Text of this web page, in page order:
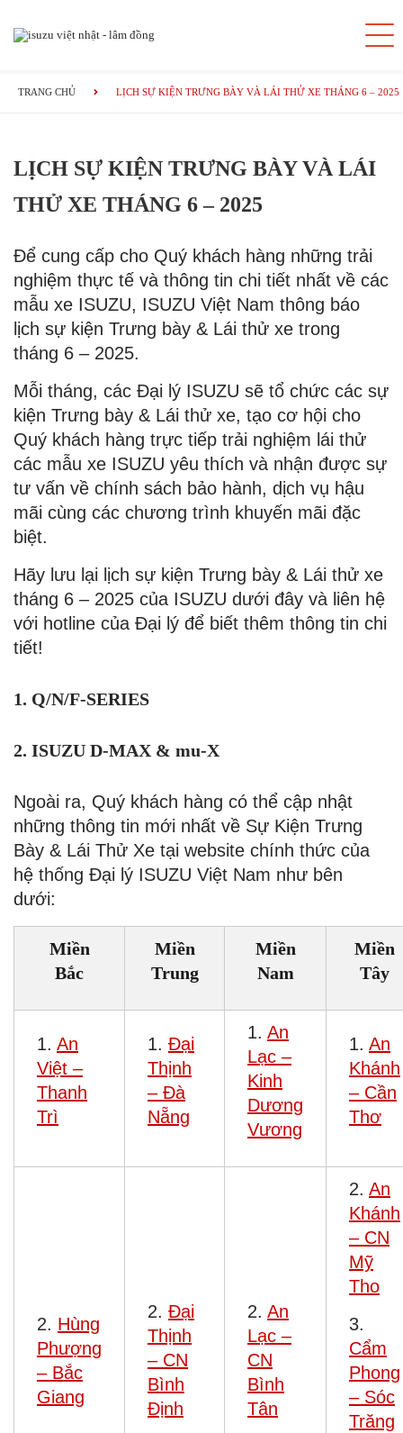
TRANG CHỦ LỊCH SỰ KIỆN TRƯNG BÀY VÀ LÁI THỬ XE THÁNG 6 – 2025
LỊCH SỰ KIỆN TRƯNG BÀY VÀ LÁI
THỬ XE THÁNG 6 – 2025
Để cung cấp cho Quý khách hàng những trải
nghiệm thực tế và thông tin chi tiết nhất về các
mẫu xe ISUZU, ISUZU Việt Nam thông báo
lịch sự kiện Trưng bày & Lái thử xe trong
tháng 6 – 2025.
Mỗi tháng, các Đại lý ISUZU sẽ tổ chức các sự
kiện Trưng bày & Lái thử xe, tạo cơ hội cho
Quý khách hàng trực tiếp trải nghiệm lái thử
các mẫu xe ISUZU yêu thích và nhận được sự
tư vấn về chính sách bảo hành, dịch vụ hậu
mãi cùng các chương trình khuyến mãi đặc
biệt.
Hãy lưu lại lịch sự kiện Trưng bày & Lái thử xe
tháng 6 – 2025 của ISUZU dưới đây và liên hệ
với hotline của Đại lý để biết thêm thông tin chi
tiết!
1. Q/N/F-SERIES
2. ISUZU D-MAX & mu-X
Ngoài ra, Quý khách hàng có thể cập nhật
những thông tin mới nhất về Sự Kiện Trưng
Bày & Lái Thử Xe tại website chính thức của
hệ thống Đại lý ISUZU Việt Nam như bên
dưới:
Miền
Bắc
Miền
Trung
Miền
Nam
Miền
Tây
1. An
Việt –
Thanh
Trì
1. Đại
Thịnh
– Đà
Nẵng
1. An
Lạc –
Kinh
Dương
Vương
1. An
Khánh
– Cần
Thơ
2. Hùng
Phượng
– Bắc
Giang
2. Đại
Thịnh
– CN
Bình
Định
2. An
Lạc –
CN
Bình
Tân
2. An
Khánh
– CN
Mỹ
Tho
3.
Cẩm
Phong
– Sóc
Trăng